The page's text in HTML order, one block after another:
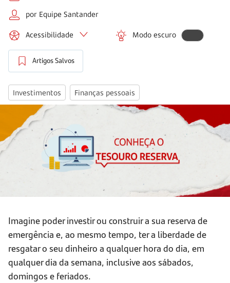
por Equipe Santander
Acessibilidade Modo escuro
Artigos Salvos
Investimentos Finanças pessoais
Imagine poder investir ou construir a sua reserva de
emergência e, ao mesmo tempo, ter a liberdade de
resgatar o seu dinheiro a qualquer hora do dia, em
qualquer dia da semana, inclusive aos sábados,
domingos e feriados.